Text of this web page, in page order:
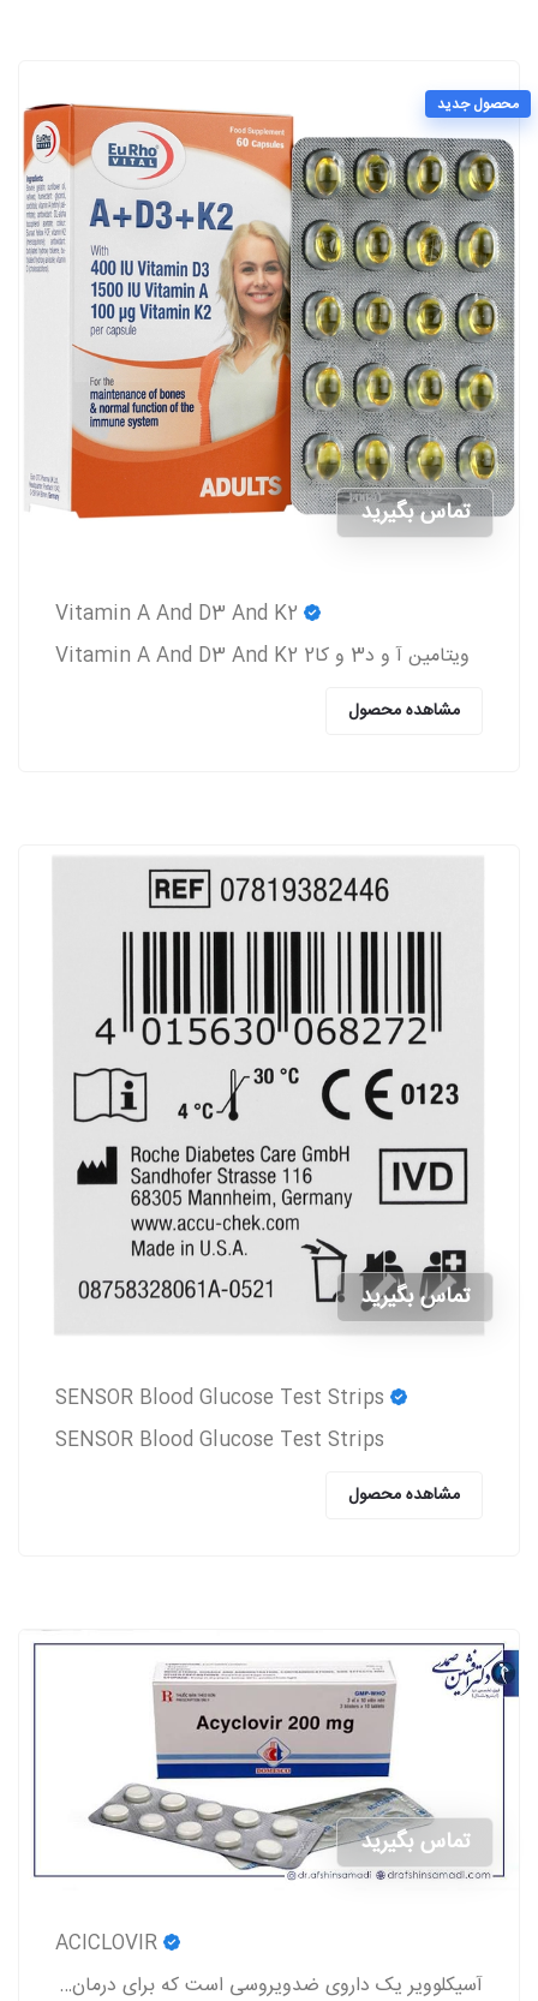
محصول جدید
تماس بگیرید
ویتامین آ و د3 و کا2 Vitamin A And D3 And K2
مشاهده محصول
تماس بگیرید
SENSOR Blood Glucose Test Strips
مشاهده محصول
تماس بگیرید
آسیکلوویر یک داروی ضدویروسی است که برای درمان عفونت‌های ناشی از ویروس‌های هرپس (تبخال لب و تناسلی، زونا، آبله‌مرغان) استفاده می‌شود.